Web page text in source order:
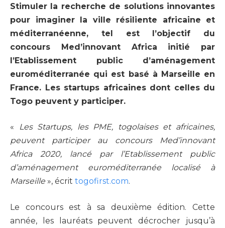
Stimuler la recherche de solutions innovantes
pour imaginer la ville résiliente africaine et
méditerranéenne, tel est l’objectif du
concours Med’innovant Africa initié par
l’Etablissement public d’aménagement
euroméditerranée qui est basé à Marseille en
France. Les startups africaines dont celles du
Togo peuvent y participer.
«
Les Startups, les PME, togolaises et africaines,
peuvent participer au concours Med’innovant
Africa 2020, lancé par l’Etablissement public
d’aménagement euroméditerranée localisé à
Marseille », écrit togofirst.com.
Le concours est à sa deuxième édition. Cette
année, les lauréats peuvent décrocher jusqu’à